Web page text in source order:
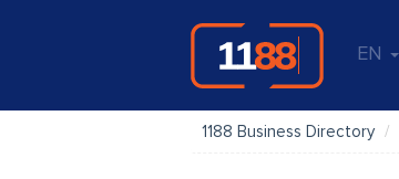
EN
1188 Business Directory